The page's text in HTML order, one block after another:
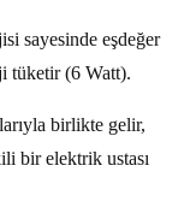
sayesinde eşdeğer
tüketir (6 Watt).
birlikte gelir,
bir elektrik ustası